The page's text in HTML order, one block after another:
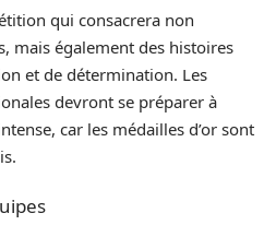
qui consacrera non
mais également des histoires
et de détermination. Les
devront se préparer à
car les médailles d’or sont